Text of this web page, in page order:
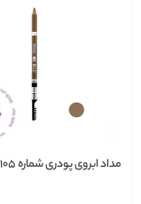
مداد ابروی پودری شماره ۱۰۵